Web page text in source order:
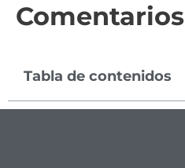
Comentarios
Tabla de contenidos